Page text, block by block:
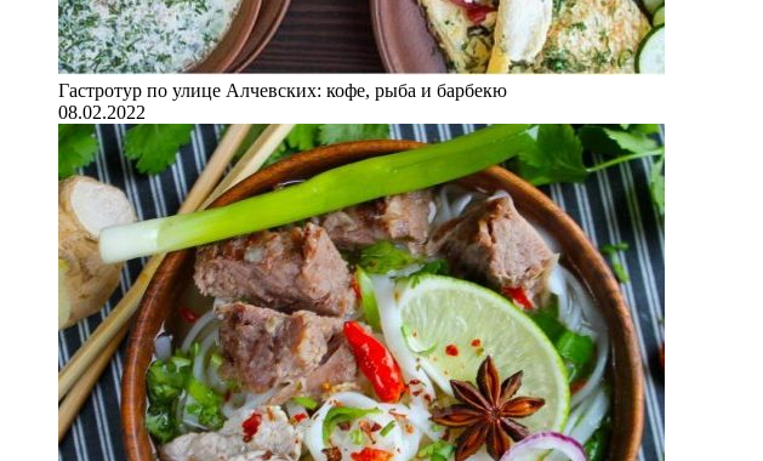
Гастротур по улице Алчевских: кофе, рыба и барбекю
08.02.2022